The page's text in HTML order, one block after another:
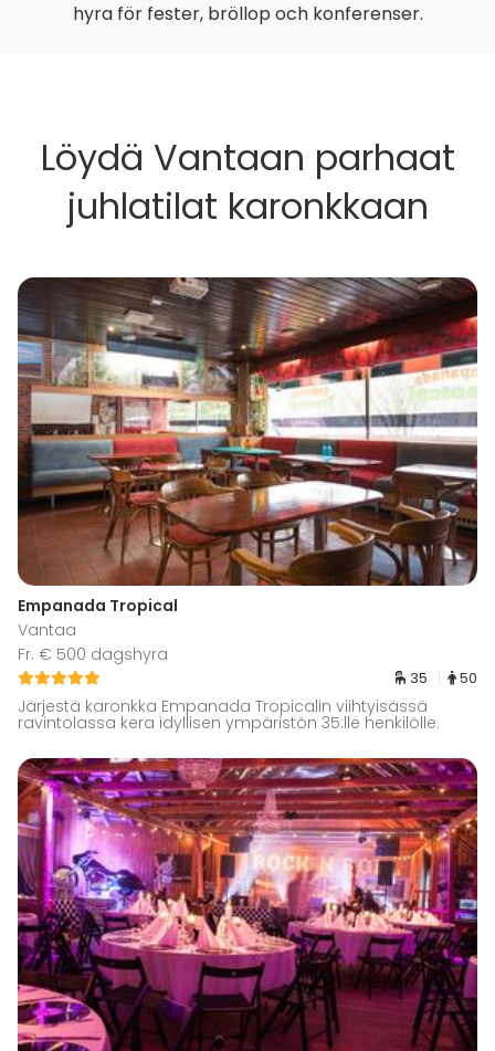
hyra för fester, bröllop och konferenser.
Löydä Vantaan parhaat
juhlatilat karonkkaan
Empanada Tropical
Vantaa
Fr. € 500 dagshyra
35 50
Järjestä karonkka Empanada Tropicalin viihtyisässä
ravintolassa kera idyllisen ympäristön 35:lle henkilölle.